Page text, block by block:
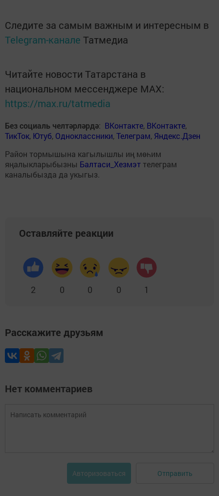
Следите за самым важным и интересным в
Telegram-канале Татмедиа
Читайте новости Татарстана в
национальном мессенджере MАХ:
https://max.ru/tatmedia
Без социаль челтәрләрдә: ВКонтакте, ВКонтакте,
ТикТок, Ютуб, Одноклассники,Телеграм, Яндекс.Дзен
Район тормышына кагылышлы иң мөһим
яңалыкларыбызны Балтаси_Хезмэт телеграм
каналыбызда да укыгыз.
Оставляйте реакции
2 0 0 0 1
Расскажите друзьям
Нет комментариев
Авторизоваться Отправить